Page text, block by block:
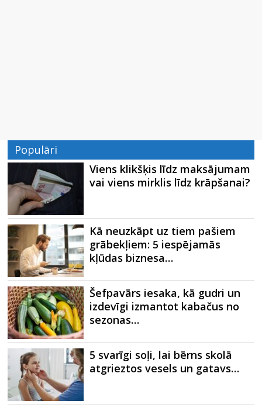
Populāri
Viens klikšķis līdz maksājumam
vai viens mirklis līdz krāpšanai?
Kā neuzkāpt uz tiem pašiem
grābekļiem: 5 iespējamās
kļūdas biznesa…
Šefpavārs iesaka, kā gudri un
izdevīgi izmantot kabačus no
sezonas…
5 svarīgi soļi, lai bērns skolā
atgrieztos vesels un gatavs…